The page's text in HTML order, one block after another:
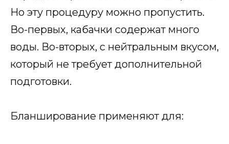
Но эту процедуру можно пропустить.
Во-первых, кабачки содержат много
воды. Во-вторых, с нейтральным вкусом,
который не требует дополнительной
подготовки.
Бланширование применяют для: